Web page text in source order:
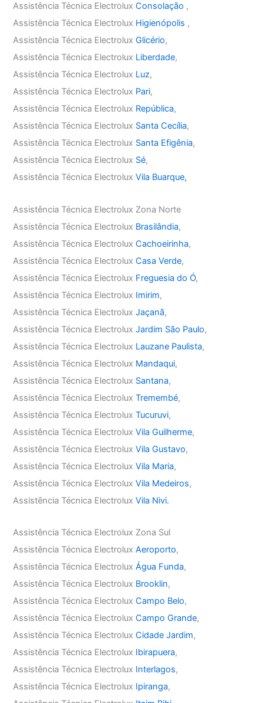
Assistência Técnica ElectroluxConsolação ,
Assistência Técnica Electrolux Higienópolis ,
Assistência Técnica ElectroluxGlicério,
Assistência Técnica Electrolux Liberdade,
Assistência Técnica Electrolux Luz,
Assistência Técnica Electrolux Pari,
Assistência Técnica Electrolux República,
Assistência Técnica Electrolux Santa Cecília,
Assistência Técnica Electrolux Santa Efigênia,
Assistência Técnica Electrolux Sé,
Assistência Técnica ElectroluxVila Buarque,
Assistência Técnica Electrolux Zona Norte
Assistência Técnica Electrolux Brasilândia,
Assistência Técnica ElectroluxCachoeirinha,
Assistência Técnica ElectroluxCasa Verde,
Assistência Técnica Electrolux Freguesia do Ó,
Assistência Técnica Electrolux Imirim,
Assistência Técnica ElectroluxJaçanã,
Assistência Técnica ElectroluxJardim São Paulo,
Assistência Técnica Electrolux Lauzane Paulista,
Assistência Técnica Electrolux Mandaqui,
Assistência Técnica Electrolux Santana,
Assistência Técnica ElectroluxTremembé,
Assistência Técnica ElectroluxTucuruvi,
Assistência Técnica ElectroluxVila Guilherme,
Assistência Técnica ElectroluxVila Gustavo,
Assistência Técnica ElectroluxVila Maria,
Assistência Técnica ElectroluxVila Medeiros,
Assistência Técnica ElectroluxVila Nivi.
Assistência Técnica Electrolux Zona Sul
Assistência Técnica ElectroluxAeroporto,
Assistência Técnica ElectroluxÁgua Funda,
Assistência Técnica Electrolux Brooklin,
Assistência Técnica ElectroluxCampo Belo,
Assistência Técnica ElectroluxCampo Grande,
Assistência Técnica ElectroluxCidade Jardim,
Assistência Técnica Electrolux Ibirapuera,
Assistência Técnica Electrolux Interlagos,
Assistência Técnica Electrolux Ipiranga,